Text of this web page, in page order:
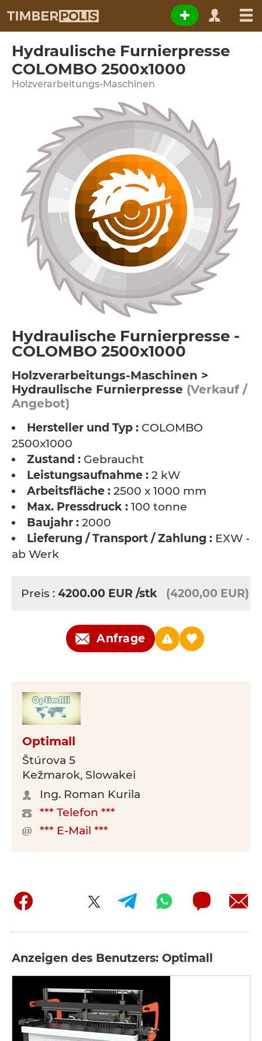
Hydraulische Furnierpresse
COLOMBO 2500x1000
Holzverarbeitungs-Maschinen
Hydraulische Furnierpresse -
COLOMBO 2500x1000
Holzverarbeitungs-Maschinen >
Hydraulische Furnierpresse (Verkauf /
Angebot)
Hersteller und Typ : COLOMBO
2500x1000
Zustand : Gebraucht
Leistungsaufnahme : 2 kW
Arbeitsfläche : 2500 x 1000 mm
Max. Pressdruck : 100 tonne
Baujahr : 2000
Lieferung / Transport / Zahlung : EXW -
ab Werk
Preis : 4200.00 EUR /stk (4200,00 EUR)
Anfrage
Optimall
Štúrova 5
Kežmarok, Slowakei
Ing. Roman Kurila
*** Telefon ***
*** E-Mail ***
Anzeigen des Benutzers: Optimall